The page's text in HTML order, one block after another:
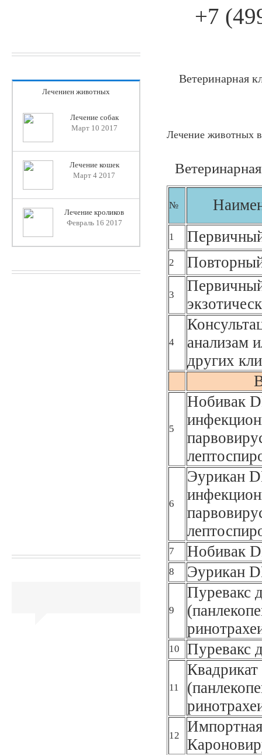
+7
Лечениен животных
Лечение собак
Март 10 2017
Лечение кошек
Март 4 2017
Лечение кроликов
Февраль 16 2017
Ветеринарная
Лечение животных
№
1
2
3
4
анализам
других
5
Нобивак
6
Эурикан
7 Нобивак
8 Эурикан
9
Пуревакс
10 Пуревакс
11
12